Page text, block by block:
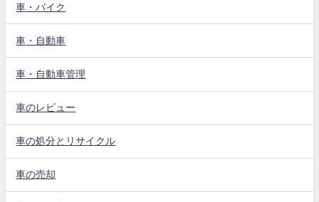
車・バイク
車・自動車
車・自動車管理
車のレビュー
車の処分とリサイクル
車の売却